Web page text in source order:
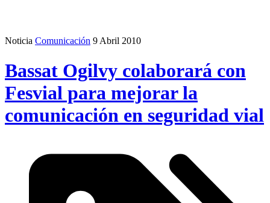
Noticia Comunicación 9 Abril 2010
Bassat Ogilvy colaborará con
Fesvial para mejorar la
comunicación en seguridad vial